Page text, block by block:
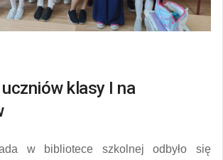
klasy I na
w bibliotece szkolnej odbyło się